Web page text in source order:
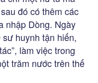
đó có thêm các
nhập Dòng. Ngày
huynh tận hiến,
làm việc trong
trăm nước trên thế